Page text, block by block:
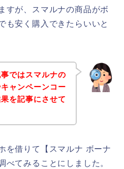
すが、スマルナの商品がボ
も安く購入できたらいいと
ではスマルナの
ャンペーンコー
を記事にさせて
を借りて【スマルナ ボーナ
べてみることにしました。